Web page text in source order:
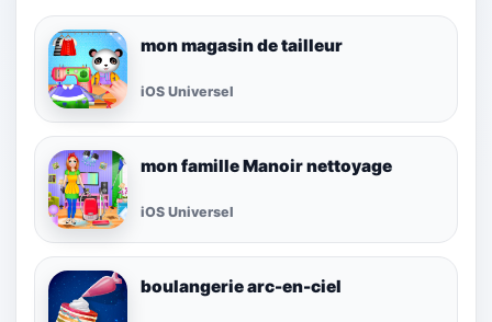
mon magasin de tailleur
iOS Universel
mon famille Manoir nettoyage
iOS Universel
boulangerie arc-en-ciel